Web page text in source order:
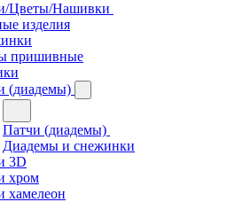
Цветы/Нашивки
изделия
пришивные
(диадемы)
Патчи (диадемы)
Диадемы и снежинки
3D
хром
хамелеон